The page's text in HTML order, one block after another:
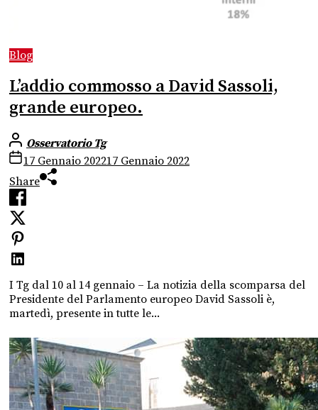
Blog
L’addio commosso a David Sassoli,
grande europeo.
Osservatorio Tg
17 Gennaio 202217 Gennaio 2022
Share
I Tg dal 10 al 14 gennaio – La notizia della scomparsa del
Presidente del Parlamento europeo David Sassoli è,
martedì, presente in tutte le...